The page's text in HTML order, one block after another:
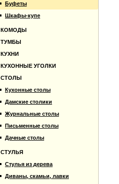
Буфеты
Шкафы-купе
КОМОДЫ
ТУМБЫ
КУХНИ
КУХОННЫЕ УГОЛКИ
СТОЛЫ
Кухонные столы
Дамские столики
Журнальные столы
Письменные столы
Дачные столы
СТУЛЬЯ
Стулья из дерева
Диваны, скамьи, лавки